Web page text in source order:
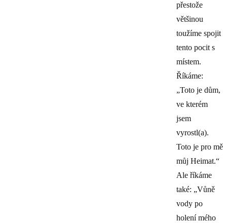
přestože
většinou
toužíme spojit
tento pocit s
místem.
Říkáme:
„Toto je dům,
ve kterém
jsem
vyrostl(a).
Toto je pro mě
můj Heimat.“
Ale říkáme
také: „Vůně
vody po
holení mého